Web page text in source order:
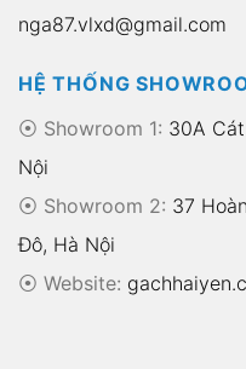
nga87.vlxd@gmail.com
HỆ THỐNG
⦿ Showroom 1: 30A
Nội
⦿ Showroom 2: 37
Đô, Hà Nội
⦿ Website: